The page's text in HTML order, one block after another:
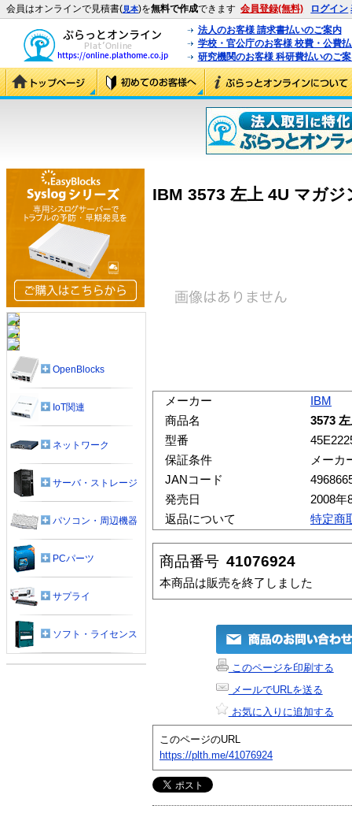
会員はオンラインで見積書(見本)を無料で作成できます 会員登録(無料) ログイン
法人のお客様 請求書払いのご案内
学校・官公庁のお客様 校費・公費
研究機関のお客様 科研費払いのご
IBM 3573 左上 4U マガジ
メーカー
IBM
商品名
3573
型番
保証条件
メーカ
JANコード
発売日
2008年
返品について
特定商
商品番号 41076924
本商品は販売を終了しました
このページを印刷する
メールでURLを送る
お気に入りに追加する
このページのURL
https://plth.me/41076924
OpenBlocks
IoT関連
ネットワーク
サーバ・ストレージ
パソコン・周辺機器
PCパーツ
サプライ
ソフト・ライセンス